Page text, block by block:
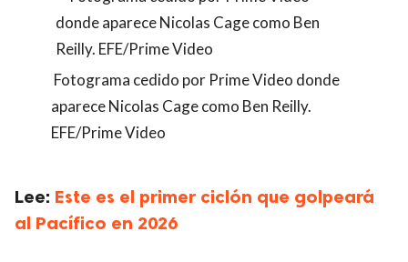
Fotograma cedido por Prime Video donde
aparece Nicolas Cage como Ben Reilly.
EFE/Prime Video
Lee: Este es el primer ciclón que golpeará
al Pacífico en 2026